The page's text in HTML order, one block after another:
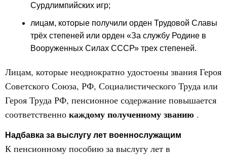
Сурдлимпийских игр;
лицам, которые получили орден Трудовой Славы
трёх степеней или орден «За службу Родине в
Вооруженных Силах СССР» трех степеней.
Лицам, которые неоднократно удостоены звания Героя
Советского Союза, РФ, Социалистического Труда или
Героя Труда РФ, пенсионное содержание повышается
соответственно каждому полученному званию .
Надбавка за выслугу лет военнослужащим
К пенсионному пособию за выслугу лет в